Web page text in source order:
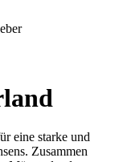
eine starke und
Zusammen